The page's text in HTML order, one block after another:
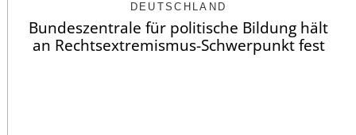
DEUTSCHLAND
Bundeszentrale für politische Bildung hält
an Rechtsextremismus-Schwerpunkt fest